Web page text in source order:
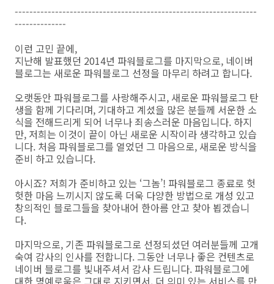
------------------------------------------------------------------
--------------
이런 고민 끝에,
지난해 발표했던 2014년 파워블로그를 마지막으로, 네이버
블로그는 새로운 파워블로그 선정을 마무리 하려고 합니다.
오랫동안 파워블로그를 사랑해주시고, 새로운 파워블로그 탄
생을 함께 기다리며, 기대하고 계셨을 많은 분들께 서운한 소
식을 전해드리게 되어 너무나 죄송스러운 마음입니다. 하지
만, 저희는 이것이 끝이 아닌 새로운 시작이라 생각하고 있습
니다. 처음 파워블로그를 열었던 그 마음으로, 새로운 방식을
준비 하고 있습니다.
아시죠? 저희가 준비하고 있는 ‘그놈’!​ 파워블로그 종료로 헛
헛한 마음 느끼시지 않도록 더욱 다양한 방법으로 개성 있고
창의적인 블로그들을 찾아내어 한아름 안고 찾아 뵙겠습니
다.
마지막으로, 기존 파워블로그로 선정되셨던 여러분들께 고개
숙여 감사의 인사를 전합니다. 그동안 너무나 좋은 컨텐츠로
네이버 블로그를 빛내주셔서 감사 드립니다. 파워블로그에
대한 명예로움은 그대로 지키면서, 더 의미 있는 서비스를 만